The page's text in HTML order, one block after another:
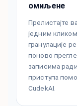
омиљене
Прелистајте
једним
гранулације
поново
записима
приступа
CudekAI.